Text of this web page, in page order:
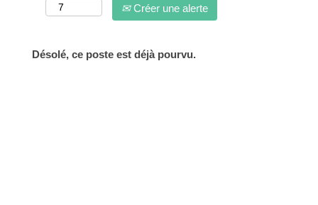
Créer une alerte
Désolé, ce poste est déjà pourvu.